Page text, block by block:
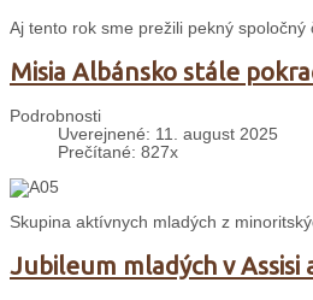
Aj tento rok sme prežili pekný
Misia Albánsko stále
Podrobnosti
Uverejnené: 11. august 2025
Prečítané: 827x
Skupina aktívnych mladých z
Jubileum mladých v Assisi